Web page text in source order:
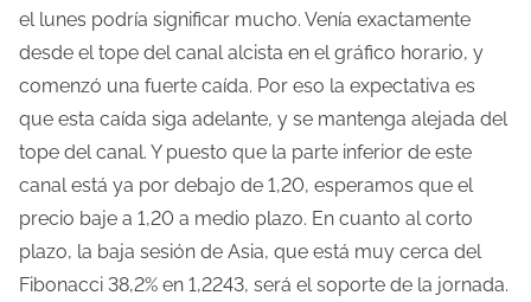
e
c
t
u
r
a
d
e
l
el lunes podría significar mucho. Venía exactamente
desde el tope del canal alcista en el gráfico horario, y
comenzó una fuerte caída. Por eso la expectativa es
que esta caída siga adelante, y se mantenga alejada del
tope del canal. Y puesto que la parte inferior de este
canal está ya por debajo de 1,20, esperamos que el
precio baje a 1,20 a medio plazo. En cuanto al corto
plazo, la baja sesión de Asia, que está muy cerca del
Fibonacci 38,2% en 1,2243, será el soporte de la jornada.